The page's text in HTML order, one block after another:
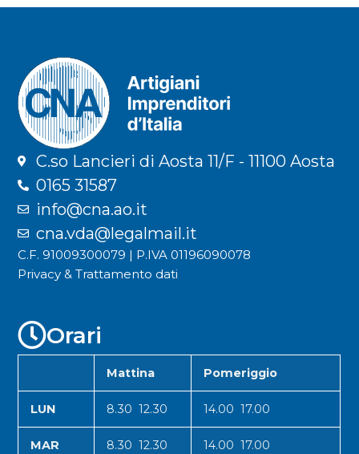
C.so Lancieri di Aosta 11/F - 11100 Aosta
0165 31587
info@cna.ao.it
cna.vda@legalmail.it
C.F. 91009300079 | P.IVA 01196090078
Privacy & Trattamento dati
Orari
Mattina Pomeriggio
LUN 8.30 12.30 14.00 17.00
MAR 8.30 12.30 14.00 17.00